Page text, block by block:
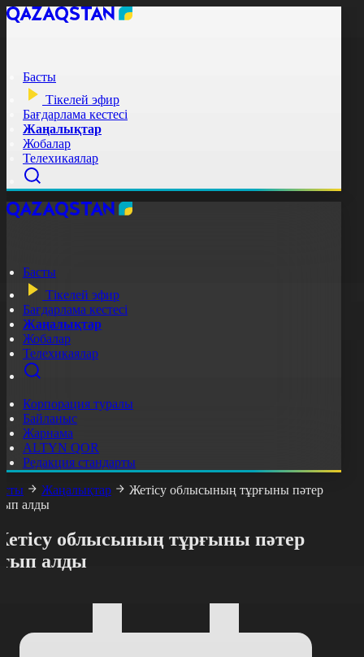
Басты
Тікелей эфир
Бағдарлама кестесі
Жаңалықтар
Жобалар
Телехикаялар
Басты
Тікелей эфир
Бағдарлама кестесі
Жаңалықтар
Жобалар
Телехикаялар
Корпорация туралы
Байланыс
Жарнама
ALTYN QOR
Редакция стандарты
Жаңалықтар
Жетісу облысының тұрғыны пәтер
алды
облысының тұрғыны пәтер
алды